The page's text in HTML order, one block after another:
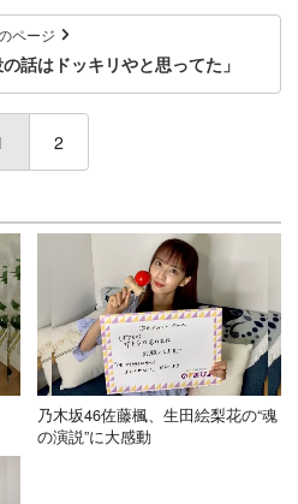
ページ
話はドッキリやと思ってた」
(current)
2
乃木坂46佐藤楓、生田絵梨花の“魂
の演説”に大感動